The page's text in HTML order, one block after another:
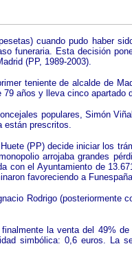
cuando pudo haber
funeraria. Esta decisión
(PP, 1989-2003).
teniente de alcalde de
años y lleva cinco apartado
populares, Simón
están prescritos.
(PP) decide iniciar los
arrojaba grandes
con el Ayuntamiento de
favoreciendo a
Rodrigo
la venta del 49%
simbólica: 0,6 euros.